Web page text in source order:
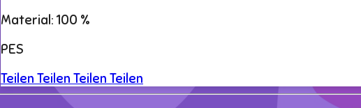
Material: 100 %
PES
Teilen Teilen Teilen Teilen